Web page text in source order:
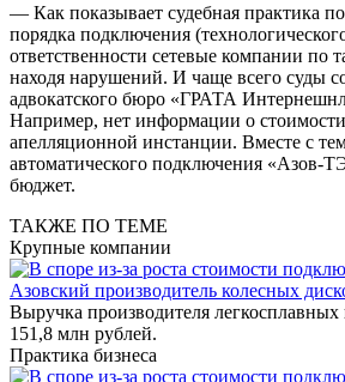
— Как показывает судебная практика
порядка подключения
ответственности сетевые компании по
находя нарушений. И чаще всего суды
адвокатского бюро «ГРАТА
Например, нет информации о
апелляционной инстанции. Вместе с
автоматического подключения «Азов-
бюджет.
ТАКЖЕ ПО ТЕМЕ
Крупные компании
Азовский производитель колесных
Выручка производителя
151,8 млн рублей.
Практика бизнеса